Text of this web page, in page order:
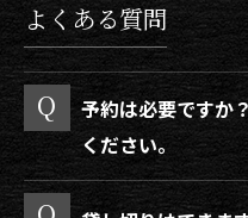
よくある質問
予約は必要ですか
ください。